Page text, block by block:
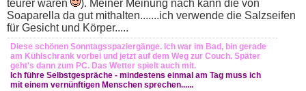
teurer waren
). Meiner Meinung nach kann die von
Soaparella da gut mithalten.......ich verwende die Salzseifen
für Gesicht und Körper.....
Diese schönen Sonntagsspaziergänge. Ich war im Bad, bin gerade
am Kühlschrank vorbei und jetzt auf dem Weg zur Couch. Später
geht's dann zum PC. Das Wetter spielt auch mit.
Ich führe Selbstgespräche - mindestens einmal am Tag muss ich
mit einem vernünftigen Menschen sprechen......